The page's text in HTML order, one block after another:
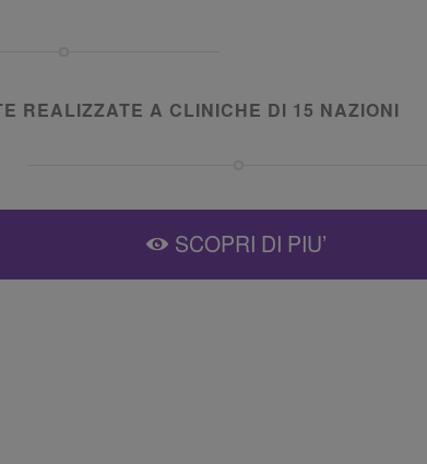
REALIZZATE A CLINICHE DI 15 NAZIONI
SCOPRI DI PIU’